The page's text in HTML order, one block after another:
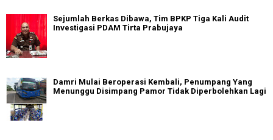
Sejumlah Berkas Dibawa, Tim BPKP Tiga Kali Audit
Investigasi PDAM Tirta Prabujaya
Damri Mulai Beroperasi Kembali, Penumpang Yang
Menunggu Disimpang Pamor Tidak Diperbolehkan Lagi